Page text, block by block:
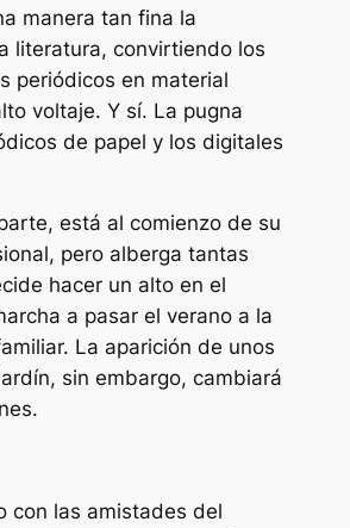
manera tan fina la
literatura, convirtiendo los
periódicos en material
voltaje. Y sí. La pugna
de papel y los digitales
está al comienzo de su
pero alberga tantas
hacer un alto en el
a pasar el verano a la
La aparición de unos
sin embargo, cambiará
con las amistades del